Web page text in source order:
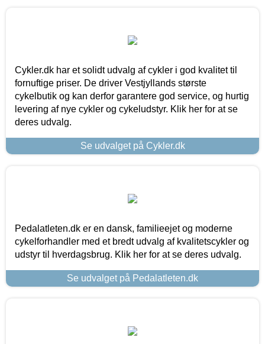
Cykler.dk har et solidt udvalg af cykler i god kvalitet til
fornuftige priser. De driver Vestjyllands største
cykelbutik og kan derfor garantere god service, og hurtig
levering af nye cykler og cykeludstyr. Klik her for at se
deres udvalg.
Se udvalget på Cykler.dk
Pedalatleten.dk er en dansk, familieejet og moderne
cykelforhandler med et bredt udvalg af kvalitetscykler og
udstyr til hverdagsbrug. Klik her for at se deres udvalg.
Se udvalget på Pedalatleten.dk